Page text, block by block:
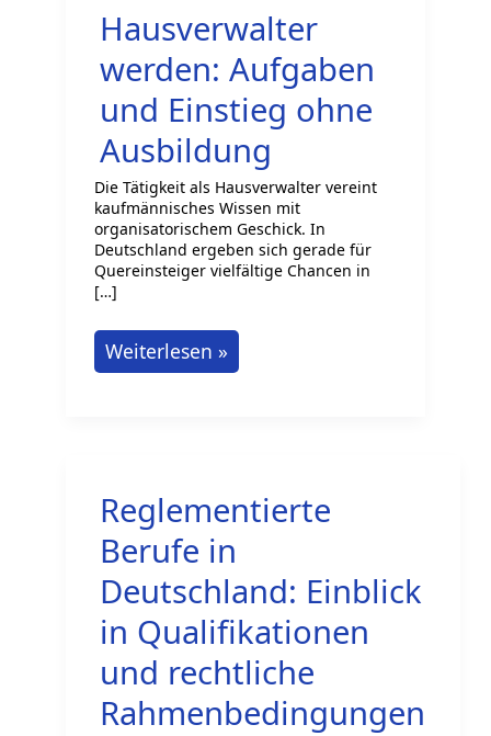
Hausverwalter
werden: Aufgaben
und Einstieg ohne
Ausbildung
Die Tätigkeit als Hausverwalter vereint
kaufmännisches Wissen mit
organisatorischem Geschick. In
Deutschland ergeben sich gerade für
Quereinsteiger vielfältige Chancen in
[…]
Hausverwalter
werden:
ohne
Ausbildung
Weiterlesen »
Reglementierte
Berufe in
Deutschland: Einblick
in Qualifikationen
und rechtliche
Rahmenbedingungen